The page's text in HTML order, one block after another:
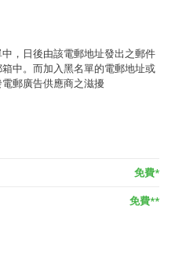
，日後由該電郵地址發出之郵件
中。而加入黑名單的電郵地址或
郵廣告供應商之滋擾
免費*
免費**